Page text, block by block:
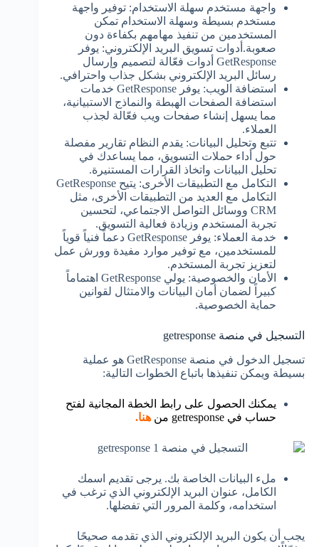
واجهة مستخدم سهلة الاستخدام: توفير واجهة
مستخدم بسيطة وسهلة الاستخدام تمكن
المستخدمين من تنفيذ مهامهم بكفاءة دون
صعوبة.أدوات تسويق البريد الإلكتروني: يوفر
GetResponse أدوات فعّالة لتصميم وإرسال
رسائل البريد الإلكتروني بشكل جذاب واحترافي.
استضافة الويب: يوفر GetResponse خدمات
استضافة الصفحات الهبطة والنماذج الاستبيانية،
مما يسهل إنشاء صفحات ويب فعّالة لجذب
العملاء.
تتبع وتحليل البيانات: يقدم النظام تقارير مفصلة
حول أداء حملات التسويق، مما يساعدك في
تحليل البيانات واتخاذ القرارات المستنيرة.
التكامل مع التطبيقات الأخرى: يتيح GetResponse
التكامل مع العديد من التطبيقات الأخرى، مثل
CRM ووسائل التواصل الاجتماعي، لتحسين
تجربة المستخدم وزيادة فعالية التسويق.
خدمة العملاء: يوفر GetResponse دعماً فنياً قوياً
للمستخدمين، مع توفير موارد مفيدة وورش عمل
لتعزيز تجربة المستخدم.
الأمان والخصوصية: يولي GetResponse اهتماماً
كبيراً لضمان أمان البيانات والامتثال لقوانين
حماية الخصوصية.
التسجيل في منصة getresponse
تسجيل الدخول في منصة GetResponse هو عملية
بسيطة ويمكن تنفيذها باتباع الخطوات التالية:
يمكنك الحصول على رابط الخطة المجانية لفتح
حساب في getresponse من
هنا.
ملء البيانات الخاصة بك. يرجى تقديم اسمك
الكامل، عنوان البريد الإلكتروني الذي ترغب في
استخدامه، وكلمة المرور التي تفضلها.
يجب أن يكون البريد الإلكتروني الذي تقدمه صحيحًا